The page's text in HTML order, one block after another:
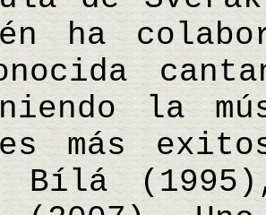
ha
la
más
Bílá (1995),